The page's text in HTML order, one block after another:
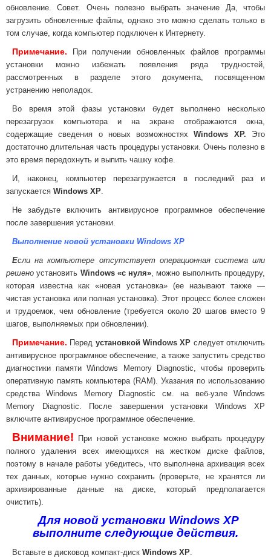
обновление. Совет. Очень полезно выбрать значение Да, чтобы
загрузить обновленные файлы, однако это можно сделать только в
том случае, когда компьютер подключен к Интернету.
Примечание. При получении обновленных файлов программы
установки можно избежать появления ряда трудностей,
рассмотренных в разделе этого документа, посвященном
устранению неполадок.
Во время этой фазы установки будет выполнено несколько
перезагрузок компьютера и на экране отображаются окна,
содержащие сведения о новых возможностяхWindows XP. Это
достаточно длительная часть процедуры установки. Очень полезно в
это время передохнуть и выпить чашку кофе.
И, наконец, компьютер перезагружается в последний раз и
запускается Windows XP.
Не забудьте включить антивирусное программное обеспечение
после завершения установки.
Выполнение новой установки Windows XP
Если на компьютере отсутствует операционная система или
решено установить Windows «с нуля», можно выполнить процедуру,
которая известна как«новая установка» (ее называют также —
чистая установка или полная установка). Этот процесс более сложен
и трудоемок, чем обновление (требуется около 20 шагов вместо 9
шагов, выполняемых при обновлении).
Примечание. Перед установкой Windows XP следует отключить
антивирусное программное обеспечение, а также запустить средство
диагностики памяти Windows Memory Diagnostic, чтобы проверить
оперативную память компьютера (RAM). Указания по использованию
средства Windows Memory Diagnostic см. на веб-узле Windows
Memory Diagnostic. После завершения установки Windows XP
включите антивирусное программное обеспечение.
Внимание! При новой установке можно выбрать процедуру
полного удаления всех имеющихся на жестком диске файлов,
поэтому в начале работы убедитесь, что выполнена архивация всех
тех данных, которые нужно сохранить (проверьте, не хранятся ли
архивированные данные на диске, который предполагается
очистить).
Для новой установки Windows XP
выполните следующие действия.
Вставьте в дисковод компакт-диск Windows XP.